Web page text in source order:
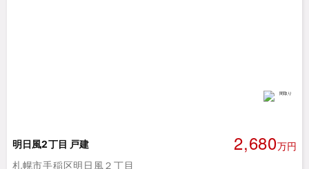
明日風2丁目 戸建 2,680万円
札幌市手稲区明日風２丁目